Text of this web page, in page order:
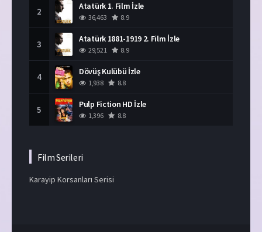
2 Atatürk 1. Film İzle
36,463 8.9
3 Atatürk 1881-1919 2. Film İzle
29,521 8.9
4 Dövüş Kulübü İzle
1,938 8.8
5 Pulp Fiction HD İzle
1,396 8.8
Film Serileri
Karayip Korsanları Serisi